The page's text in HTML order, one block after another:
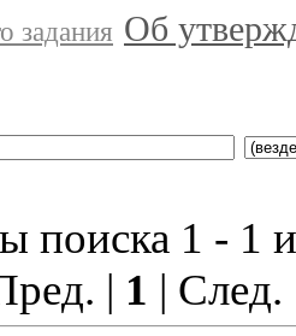
задания Об
поиска 1 - 1
| 1 |